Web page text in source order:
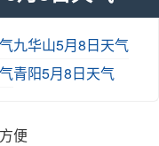
九华山5月8日天气
青阳5月8日天气
便